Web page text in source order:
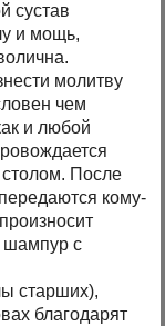
сустав
и мощь,
молитву
чем
и любой
После
кому-
шампур с
старших),
благодарят